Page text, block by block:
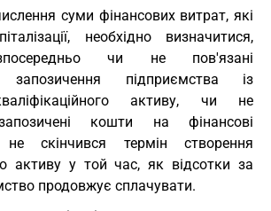
суми фінансових витрат, які
необхідно визначитися,
чи не пов'язані
запозичення підприємства із
активу, чи не
кошти на фінансові
не скінчився термін створення
активу у той час, як відсотки за
продовжує сплачувати.